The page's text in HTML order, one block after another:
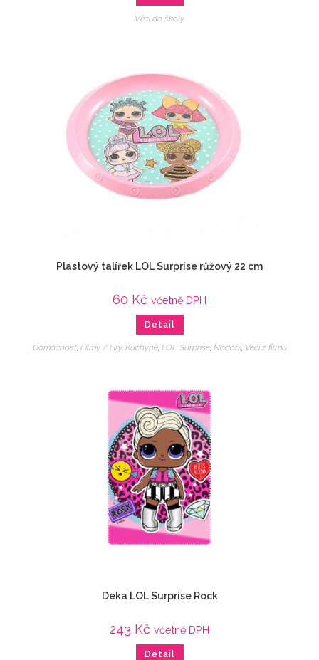
Věci do školy
Plastový talířek LOL Surprise růžový 22 cm
60 Kč včetně DPH
Detail
Domácnost, Filmy / Hry, Kuchyně, LOL Surprise, Nádobí, Veci z filmu
Deka LOL Surprise Rock
243 Kč včetně DPH
Detail